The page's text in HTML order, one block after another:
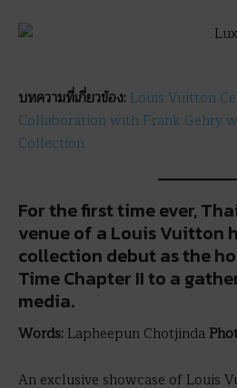
บทความที่เกี่ยวข้อง: Louis Vuitton
Collaboration with Frank Gehry
Collection
For the first time ever,
venue of a Louis Vuitton
collection debut as the
Time Chapter II to a
media.
Words: Lapheepun Chotjinda
An exclusive showcase of Louis